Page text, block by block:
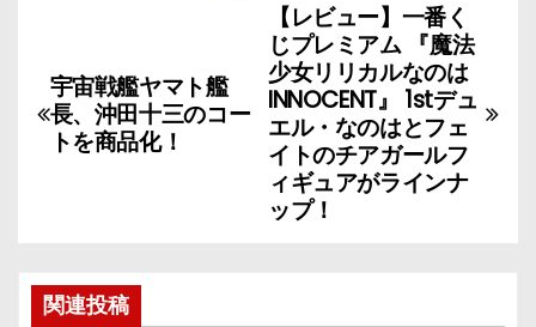
稿
ナ
ー
【レビュー】一番く
じプレミアム 『魔法
少女リリカルなのは
INNOCENT』 1stデュ
エル・なのはとフェ
イトのチアガールフ
ィギュアがラインナ
ップ！
宇宙戦艦ヤマト艦
長、沖田十三のコー
トを商品化！
関連投稿